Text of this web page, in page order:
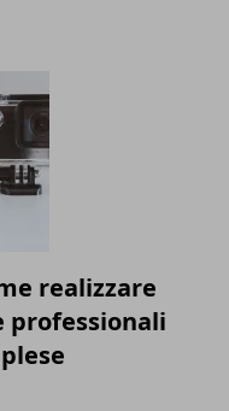
realizzare
professionali